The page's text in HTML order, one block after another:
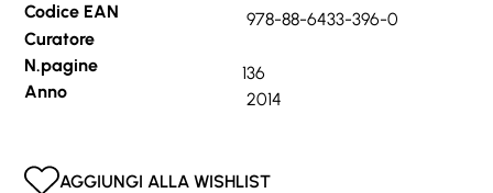
Codice EAN
978-88-6433-396-0
Curatore
N.pagine
136
Anno
2014
AGGIUNGI ALLA WISHLIST